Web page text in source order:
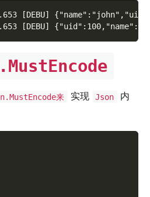
[DEBU]
[DEBU]
来 实现 Json
内